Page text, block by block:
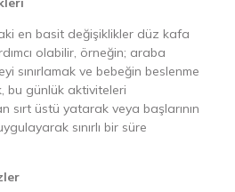
en basit değişiklikler düz kafa
olabilir, örneğin; araba
sınırlamak ve bebeğin beslenme
bu günlük aktiviteleri
sırt üstü yatarak veya başlarının
sınırlı bir süre